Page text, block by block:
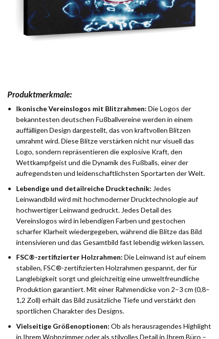
Produktmerkmale:
Ikonische Vereinslogos mit Blitzrahmen: Die Logos der
bekanntesten deutschen Fußballvereine werden in einem
auffälligen Design dargestellt, das von kraftvollen Blitzen
umrahmt wird. Diese Blitze verstärken nicht nur visuell das
Logo, sondern repräsentieren die explosive Kraft, den
Wettkampfgeist und die Dynamik des Fußballs, einer der
aufregendsten und leidenschaftlichsten Sportarten der Welt.
Lebendige und detailreiche Drucktechnik: Jedes
Leinwandbild wird mit hochmoderner Drucktechnologie auf
hochwertiger Leinwand gedruckt. Jedes Detail des
Vereinslogos wird in lebendigen Farben und gestochen
scharfer Klarheit wiedergegeben, während die Blitze das Bild
intensivieren und das Gesamtbild fast lebendig wirken lassen.
FSC®-zertifizierter Holzrahmen: Die Leinwand ist auf einem
stabilen, FSC®-zertifizierten Holzrahmen gespannt, der für
Langlebigkeit sorgt und gleichzeitig eine umweltfreundliche
Produktion garantiert. Mit einer Rahmendicke von 2–3 cm (0,8–
1,2 Zoll) erhält das Bild zusätzliche Tiefe und verstärkt den
sportlichen Charakter des Designs.
Vielseitige Größenoptionen: Ob als herausragendes Highlight
in Ihrem Wohnzimmer oder als stilvolles Detail in Ihrem Büro –